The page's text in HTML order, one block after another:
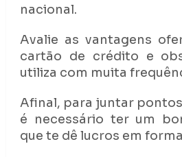
nacional.
Avalie as vantagens
cartão de crédito e
utiliza com muita
Afinal, para juntar
é necessário ter um
que te dê lucros em